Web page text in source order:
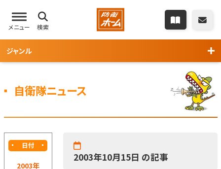
メニュー 検索
ジャンル
自衛隊ニュース
日付
2003年
2003年10月15日 の記事